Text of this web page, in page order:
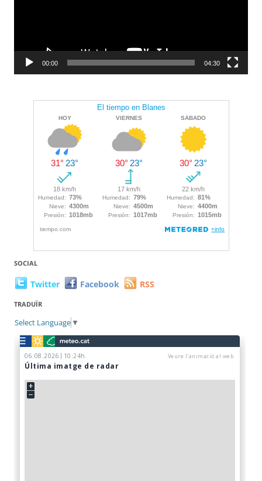
00:00 04:30
SOCIAL
Twitter Facebook RSS
TRADUÏR
Select Language ▼